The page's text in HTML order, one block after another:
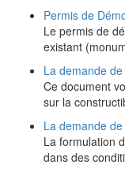
Permis de
Le permis de
existant
La demande
Ce document
sur la
La demande
La formulation
dans des